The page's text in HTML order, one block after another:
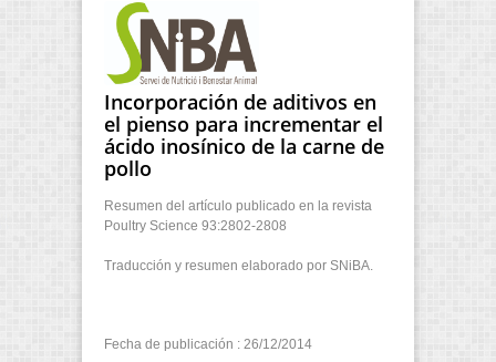
Incorporación de aditivos en
el pienso para incrementar el
ácido inosínico de la carne de
pollo
Resumen del artículo publicado en la revista
Poultry Science 93:2802-2808
Traducción y resumen elaborado por SNiBA.
Fecha de publicación : 26/12/2014